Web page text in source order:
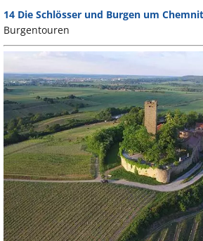
14 Die Schlösser und Burgen um
Burgentouren